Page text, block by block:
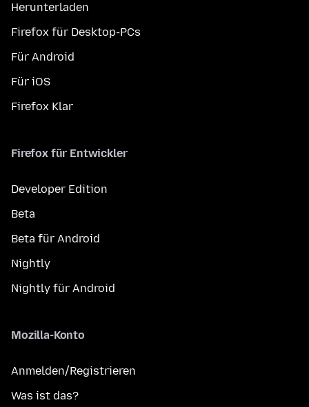
Herunterladen
Firefox für Desktop-PCs
Für Android
Für iOS
Firefox Klar
Firefox für Entwickler
Developer Edition
Beta
Beta für Android
Nightly
Nightly für Android
Mozilla-Konto
Anmelden/Registrieren
Was ist das?